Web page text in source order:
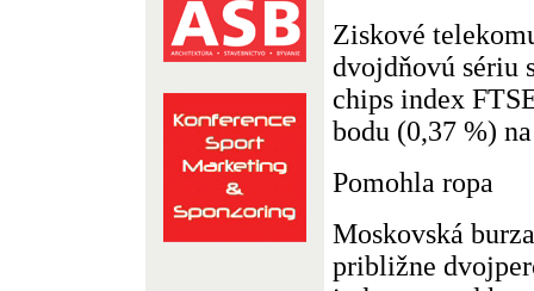
Ziskové
dvojdňovú sériu
chips index
bodu (0,37 %)
Pomohla ropa
Moskovská
približne